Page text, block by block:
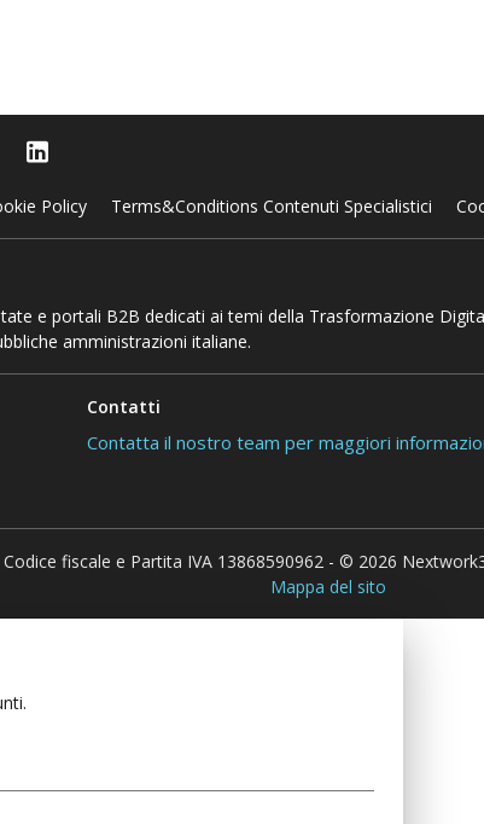
Policy Terms&Conditions Contenuti Specialistici
e portali B2B dedicati ai temi della Trasformazione
amministrazioni italiane.
Contatti
Contatta il nostro team per maggiori
fiscale e Partita IVA 13868590962 - © 2026
Mappa del sito